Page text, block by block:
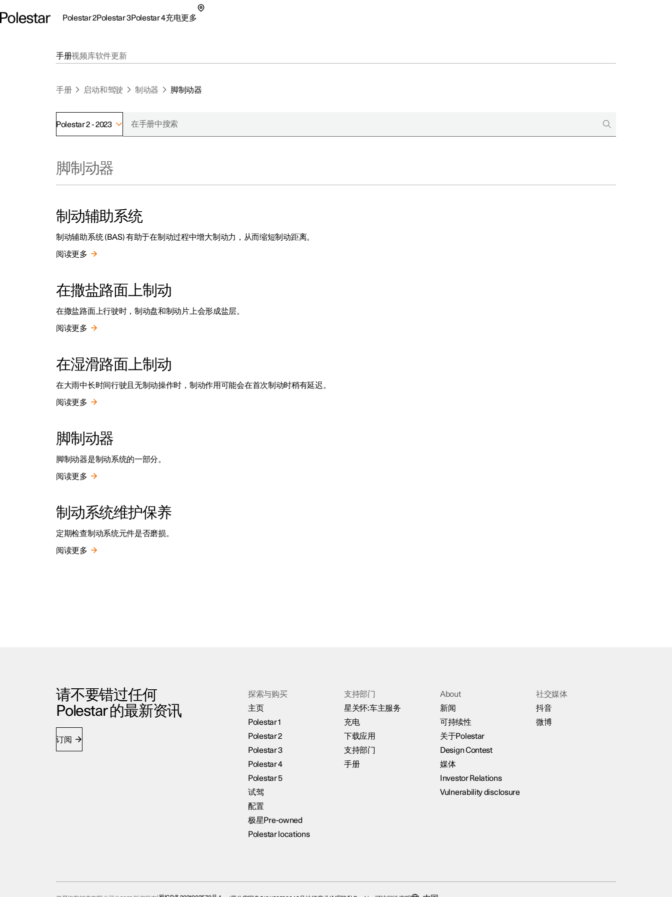
Polestar 2Polestar 3Polestar 4充电更多
探索Polestar 2
联系我们
极星官方二手车
探索Polestar 3
联系我们
探索Polestar 4
探索充电
公共充电
家庭充电
车主服务
新闻
手册视频库软件更新
手册 启动和驾驶 制动器 脚制动器
Polestar 2 - 2023
脚制动器
制动辅助系统
制动辅助系统 (BAS) 有助于在制动过程中增大制动力，从而缩短制动距离。
阅读更多
在撒盐路面上制动
在撒盐路面上行驶时，制动盘和制动片上会形成盐层。
阅读更多
在湿滑路面上制动
在大雨中长时间行驶且无制动操作时，制动作用可能会在首次制动时稍有延迟。
阅读更多
脚制动器
脚制动器是制动系统的一部分。
阅读更多
制动系统维护保养
定期检查制动系统元件是否磨损。
阅读更多
请不要错过任何
Polestar 的最新资讯
订阅
探索与购买
主页
Polestar 1
Polestar 2
Polestar 3
Polestar 4
Polestar 5
试驾
配置
极星Pre-owned
Polestar locations
支持部门
星关怀:车主服务
充电
下载应用
支持部门
手册
About
新闻
可持续性
关于Polestar
Design Contest
媒体
Investor Relations
Vulnerability disclosure
社交媒体
抖音
微博